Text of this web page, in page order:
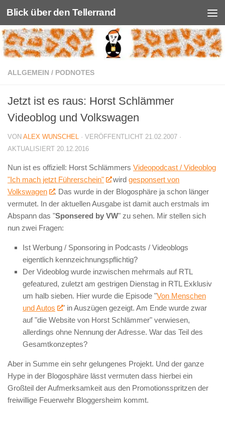
Unter dem Inhalt
Blick über den Tellerrand
ALLGEMEIN / PODNOTES
Jetzt ist es raus: Horst Schlämmer
Videoblog und Volkswagen
VON ALEX WUNSCHEL · VERÖFFENTLICHT 21.02.2007 ·
AKTUALISIERT 20.12.2016
Nun ist es offiziell: Horst Schlämmers Videopodcast / Videoblog
"Ich mach jetzt Führerschein"
wirdgesponsert von
Volkswagen
. Das wurde in der Blogosphäre ja schon länger
vermutet. In der aktuellen Ausgabe ist damit auch erstmals im
Abspann das "Sponsered by VW" zu sehen. Mir stellen sich
nun zwei Fragen:
Ist Werbung / Sponsoring in Podcasts / Videoblogs
eigentlich kennzeichnungspflichtig?
Der Videoblog wurde inzwischen mehrmals auf RTL
gefeatured, zuletzt am gestrigen Dienstag in RTL Exklusiv
um halb sieben. Hier wurde die Episode "Von Menschen
und Autos
" in Auszügen gezeigt. Am Ende wurde zwar
auf "die Website von Horst Schlämmer" verwiesen,
allerdings ohne Nennung der Adresse. War das Teil des
Gesamtkonzeptes?
Aber in Summe ein sehr gelungenes Projekt. Und der ganze
Hype in der Blogosphäre lässt vermuten dass hierbei ein
Großteil der Aufmerksamkeit aus den Promotionsspritzen der
freiwillige Feuerwehr Bloggersheim kommt.